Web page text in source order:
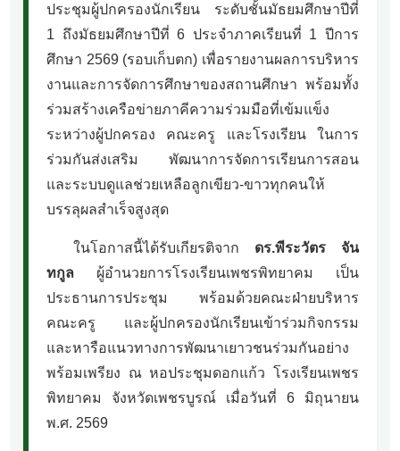
ประชุมผู้ปกครองนักเรียน ระดับชั้นมัธยมศึกษาปีที่
1 ถึงมัธยมศึกษาปีที่ 6 ประจำภาคเรียนที่ 1 ปีการ
ศึกษา 2569 (รอบเก็บตก) เพื่อรายงานผลการบริหาร
งานและการจัดการศึกษาของสถานศึกษา พร้อมทั้ง
ร่วมสร้างเครือข่ายภาคีความร่วมมือที่เข้มแข็ง
ระหว่างผู้ปกครอง คณะครู และโรงเรียน ในการ
ร่วมกันส่งเสริม พัฒนาการจัดการเรียนการสอน
และระบบดูแลช่วยเหลือลูกเขียว-ขาวทุกคนให้
บรรลุผลสำเร็จสูงสุด
ในโอกาสนี้ได้รับเกียรติจาก ดร.พีระวัตร จัน
ทกูล ผู้อำนวยการโรงเรียนเพชรพิทยาคม เป็น
ประธานการประชุม พร้อมด้วยคณะฝ่ายบริหาร
คณะครู และผู้ปกครองนักเรียนเข้าร่วมกิจกรรม
และหารือแนวทางการพัฒนาเยาวชนร่วมกันอย่าง
พร้อมเพรียง ณ หอประชุมดอกแก้ว โรงเรียนเพชร
พิทยาคม จังหวัดเพชรบูรณ์ เมื่อวันที่ 6 มิถุนายน
พ.ศ. 2569